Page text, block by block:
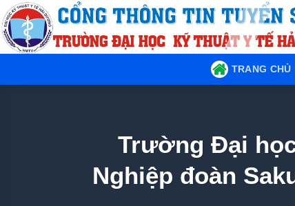
TRANG CHỦ
Trường Đại
Nghiệp đoàn